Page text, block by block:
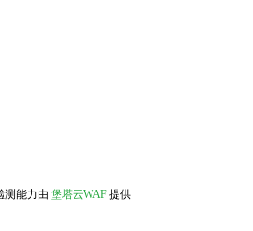
测能力由 堡塔云WAF 提供